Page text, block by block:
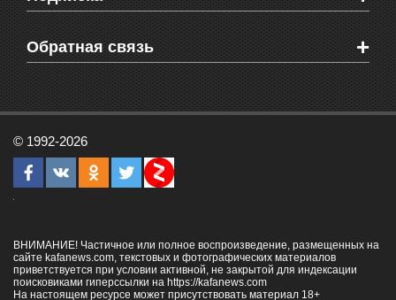
Здоровье
СМС мнения читателей
Веб-камеры Феодосии
Блоги феодосийцев
Школы Феодосии
Печатная версия газеты "Кафа"
RSS
Обратная связь +
Рекламодателям
Контактная информация
© 1992-2026
ВНИМАНИЕ! Частичное или полное воспроизведение, размещенных на
сайте kafanews.com, текстовых и фотографических материалов
приветствуется при условии активной, не закрытой для индексации
поисковиками гиперссылки на https://kafanews.com
На настоящем ресурсе может присутствовать материал 18+